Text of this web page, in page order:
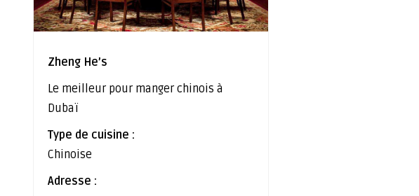
Zheng He’s
Le meilleur pour manger chinois à
Dubaï
Type de cuisine :
Chinoise
Adresse :